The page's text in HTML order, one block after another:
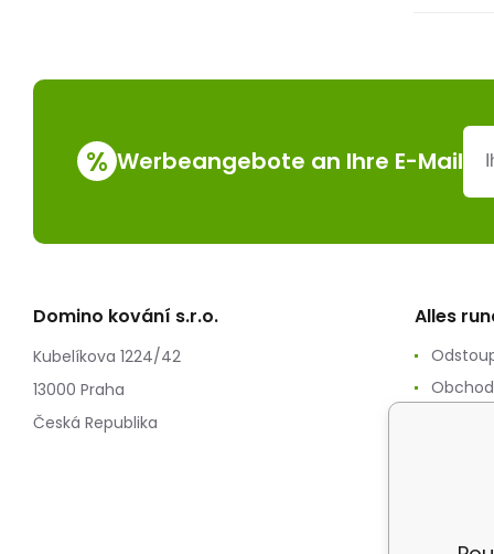
% Werbeangebote an Ihre E-Mail
Domino kování s.r.o.
Kubelíkova 1224/42
13000 Praha
Česká Republika
Alles